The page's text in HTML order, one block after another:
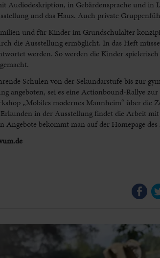
Audiodeskription, in Gebärdensprache und in
und das Haus. Auch private
und für Kinder im Grundschulalter
die Ausstellung ermöglicht. In das Heft
werden. So werden die Kinder
Schulen von der Sekundarstufe bis zur
angeboten, sei es eine Actionbound-Rallye
„Mobiles modernes Mannheim“ über
Erkunden in der Ausstellung findet die Arbeit
Angebote bekommt man auf der Homepage